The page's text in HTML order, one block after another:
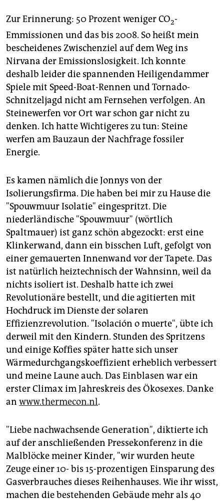
Zur Erinnerung: 50 Prozent weniger CO2-
Emmissionen und das bis 2008. So heißt mein
bescheidenes Zwischenziel auf dem Weg ins
Nirvana der Emissionslosigkeit. Ich konnte
deshalb leider die spannenden Heiligendammer
Spiele mit Speed-Boat-Rennen und Tornado-
Schnitzeljagd nicht am Fernsehen verfolgen. An
Steinewerfen vor Ort war schon gar nicht zu
denken. Ich hatte Wichtigeres zu tun: Steine
werfen am Bauzaun der Nachfrage fossiler
Energie.
Es kamen nämlich die Jonnys von der
Isolierungsfirma. Die haben bei mir zu Hause die
"Spouwmuur Isolatie" eingespritzt. Die
niederländische "Spouwmuur" (wörtlich
Spaltmauer) ist ganz schön abgezockt: erst eine
Klinkerwand, dann ein bisschen Luft, gefolgt von
einer gemauerten Innenwand vor der Tapete. Das
ist natürlich heiztechnisch der Wahnsinn, weil da
nichts isoliert ist. Deshalb hatte ich zwei
Revolutionäre bestellt, und die agitierten mit
Hochdruck im Dienste der solaren
Effizienzrevolution. "Isolación o muerte", übte ich
derweil mit den Kindern. Stunden des Spritzens
und einige Koffies später hatte sich unser
Wärmedurchgangskoeffizient erheblich verbessert
und meine Laune auch. Das Einblasen war ein
erster Climax im Jahreskreis des Ökosexes. Danke
an www.thermecon.nl.
"Liebe nachwachsende Generation", diktierte ich
auf der anschließenden Pressekonferenz in die
Malblöcke meiner Kinder, "wir wurden heute
Zeuge einer 10- bis 15-prozentigen Einsparung des
Gasverbrauches dieses Reihenhauses. Wie ihr wisst,
machen die bestehenden Gebäude mehr als 40